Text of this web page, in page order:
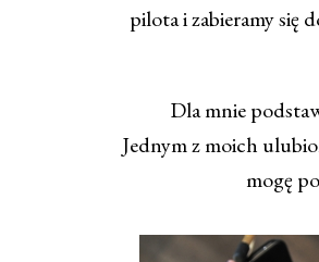
pilota i zabieramy się
Dla mnie
Jednym z moich
mogę